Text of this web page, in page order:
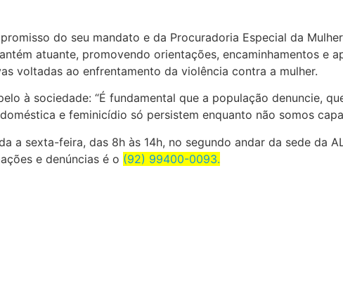
do seu mandato e da Procuradoria Especial da
atuante, promovendo orientações, encaminhamentos e
voltadas ao enfrentamento da violência contra a mulher.
à sociedade: “É fundamental que a população denuncie,
e feminicídio só persistem enquanto não somos
a sexta-feira, das 8h às 14h, no segundo andar da sede da
e denúncias é o (92) 99400-0093.